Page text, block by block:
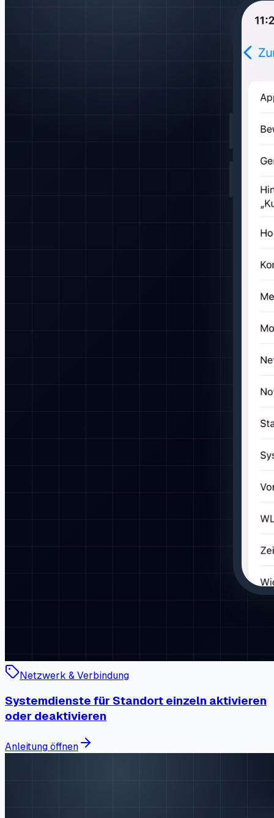
Netzwerk & Verbindung
Systemdienste für Standort einzeln aktivieren
oder deaktivieren
Anleitung öffnen